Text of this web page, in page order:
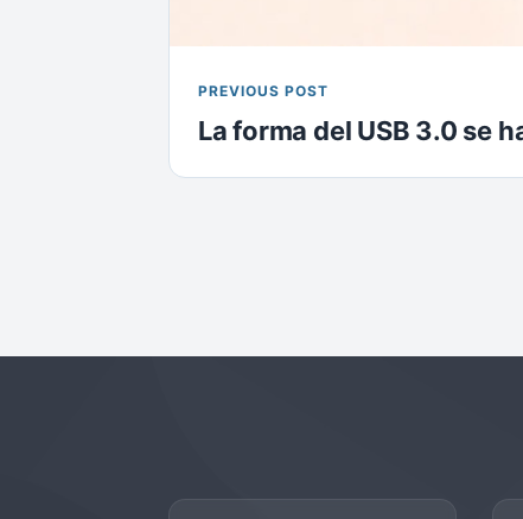
PREVIOUS POST
La forma del USB 3.0 se